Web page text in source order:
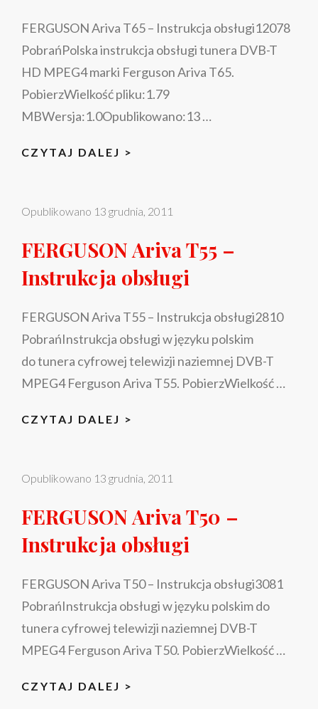
FERGUSON Ariva T65 – Instrukcja obsługi12078
PobrańPolska instrukcja obsługi tunera DVB-T
HD MPEG4 marki Ferguson Ariva T65.
PobierzWielkość pliku:1.79
MBWersja:1.0Opublikowano:13 …
CZYTAJ DALEJ >
–
OBSŁUGI
Opublikowano 13 grudnia, 2011
FERGUSON Ariva T55 –
Instrukcja obsługi
FERGUSON Ariva T55 – Instrukcja obsługi2810
PobrańInstrukcja obsługi w języku polskim
do tunera cyfrowej telewizji naziemnej DVB-T
MPEG4 Ferguson Ariva T55. PobierzWielkość …
CZYTAJ DALEJ >
–
OBSŁUGI
Opublikowano 13 grudnia, 2011
FERGUSON Ariva T50 –
Instrukcja obsługi
FERGUSON Ariva T50 – Instrukcja obsługi3081
PobrańInstrukcja obsługi w języku polskim do
tunera cyfrowej telewizji naziemnej DVB-T
MPEG4 Ferguson Ariva T50. PobierzWielkość …
CZYTAJ DALEJ >